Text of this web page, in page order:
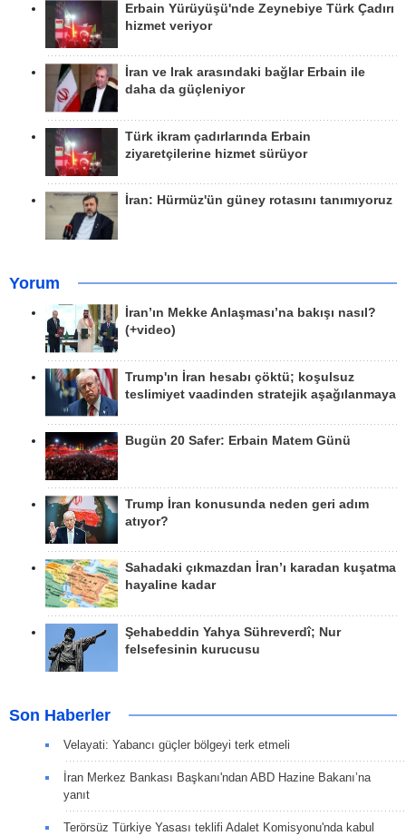
Erbain Yürüyüşü'nde Zeynebiye Türk Çadırı
hizmet veriyor
İran ve Irak arasındaki bağlar Erbain ile
daha da güçleniyor
Türk ikram çadırlarında Erbain
ziyaretçilerine hizmet sürüyor
İran: Hürmüz'ün güney rotasını tanımıyoruz
Yorum
İran’ın Mekke Anlaşması’na bakışı nasıl?
(+video)
Trump'ın İran hesabı çöktü; koşulsuz
teslimiyet vaadinden stratejik aşağılanmaya
Bugün 20 Safer: Erbain Matem Günü
Trump İran konusunda neden geri adım
atıyor?
Sahadaki çıkmazdan İran’ı karadan kuşatma
hayaline kadar
Şehabeddin Yahya Sühreverdî; Nur
felsefesinin kurucusu
Son Haberler
Velayati: Yabancı güçler bölgeyi terk etmeli
İran Merkez Bankası Başkanı'ndan ABD Hazine Bakanı’na
yanıt
Terörsüz Türkiye Yasası teklifi Adalet Komisyonu'nda kabul